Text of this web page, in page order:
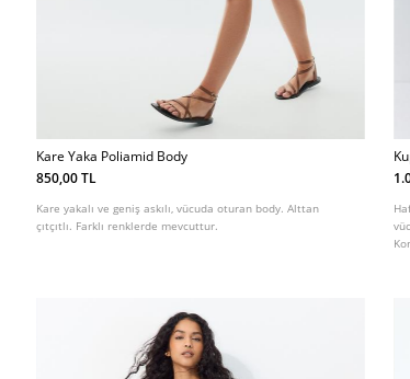
Kare Yaka Poliamid Body
850,00 TL
Kare yakalı ve geniş askılı, vücuda oturan body. Alttan
çıtçıtlı. Farklı renklerde mevcuttur.